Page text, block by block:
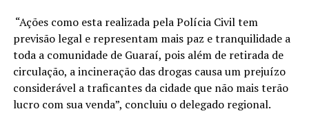
“Ações como esta realizada pela Polícia Civil tem
previsão legal e representam mais paz e tranquilidade a
toda a comunidade de Guaraí, pois além de retirada de
circulação, a incineração das drogas causa um prejuízo
considerável a traficantes da cidade que não mais terão
lucro com sua venda”, concluiu o delegado regional.